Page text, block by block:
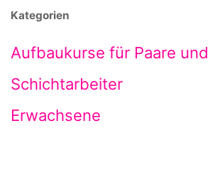
Kategorien
Aufbaukurse für Paare und
Schichtarbeiter
Erwachsene